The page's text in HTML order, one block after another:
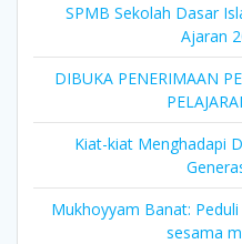
SPMB Sekolah Dasar
Ajaran
DIBUKA PENERIMAAN
Kiat-kiat Menghadapi
Mukhoyyam Banat:
sesama